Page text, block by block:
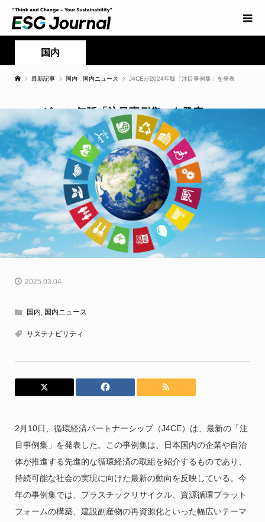
国内
最新記事 国内 国内ニュース J4CEが2024年版「注目事例集」を発表
J4CEが2024年版「注目事例集」を発表
2025.03.04
国内, 国内ニュース
サステナビリティ
2月10日、循環経済パートナーシップ（J4CE）は、最新の「注
目事例集」を発表した。この事例集は、日本国内の企業や自治
体が推進する先進的な循環経済の取組を紹介するものであり、
持続可能な社会の実現に向けた最新の動向を反映している。今
年の事例集では、プラスチックリサイクル、資源循環プラット
フォームの構築、建設副産物の再資源化といった幅広いテーマ